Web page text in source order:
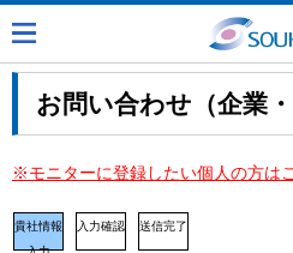
お問い合わせ（企業・
※モニターに登録したい個人の方は
貴社情報
入力確認 送信完了